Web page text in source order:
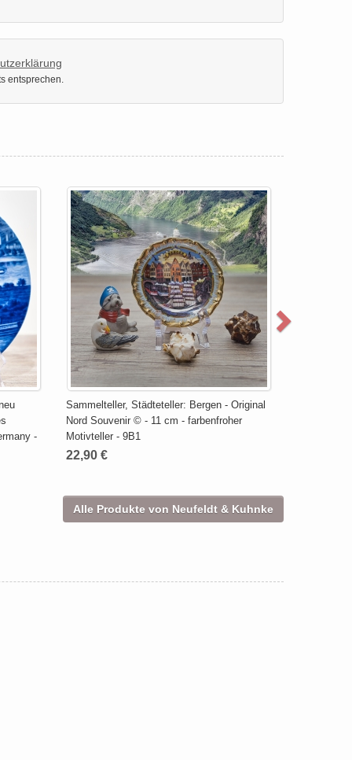
entsprechen.
-
Sammelteller, Städteteller: Bergen - Original
Nord Souvenir © - 11 cm - farbenfroher
Motivteller - 9B1
22,90 €
Alle Produkte von Neufeldt & Kuhnke